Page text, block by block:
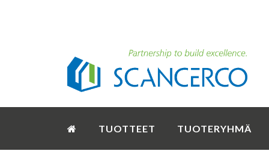
TUOTTEET TUOTERYHMÄ